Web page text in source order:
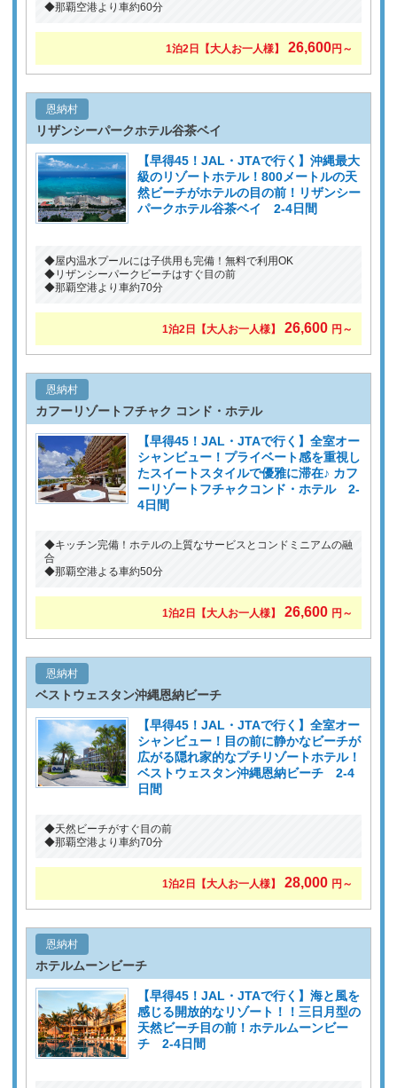
◆那覇空港より車約60分
1泊2日 【大人お一人様】 26,600円～
恩納村
リザンシーパークホテル谷茶ベイ
【早得45！JAL・JTAで行く】沖縄最大
級のリゾートホテル！800メートルの天
然ビーチがホテルの目の前！リザンシー
パークホテル谷茶ベイ 2-4日間
◆屋内温水プールには子供用も完備！無料で利用OK
◆リザンシーパークビーチはすぐ目の前
◆那覇空港より車約70分
1泊2日 【大人お一人様】 26,600 円～
恩納村
カフーリゾートフチャク コンド・ホテル
【早得45！JAL・JTAで行く】全室オー
シャンビュー！プライベート感を重視し
たスイートスタイルで優雅に滞在♪ カフ
ーリゾートフチャクコンド・ホテル 2-
4日間
◆キッチン完備！ホテルの上質なサービスとコンドミニアムの融
合
◆那覇空港よる車約50分
1泊2日 【大人お一人様】 26,600 円～
恩納村
ベストウェスタン沖縄恩納ビーチ
【早得45！JAL・JTAで行く】全室オー
シャンビュー！目の前に静かなビーチが
広がる隠れ家的なプチリゾートホテル！
ベストウェスタン沖縄恩納ビーチ 2-4
日間
◆天然ビーチがすぐ目の前
◆那覇空港より車約70分
1泊2日 【大人お一人様】 28,000 円～
恩納村
ホテルムーンビーチ
【早得45！JAL・JTAで行く】海と風を
感じる開放的なリゾート！！三日月型の
天然ビーチ目の前！ホテルムーンビー
チ 2-4日間